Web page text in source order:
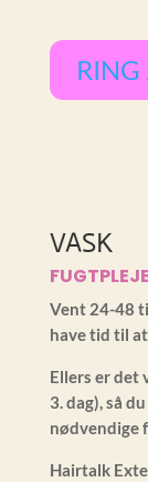
VASK
FUGTPLEJE
Vent 24-48
have tid til
Ellers er det
3. dag), så
nødvendige
Hairtalk